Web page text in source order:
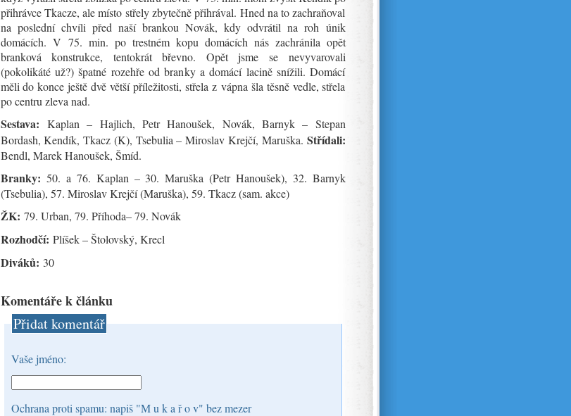
přihrávce Tkacze, ale místo střely zbytečně přihrával. Hned na to zachraňoval
na poslední chvíli před naší brankou Novák, kdy odvrátil na roh únik
domácích. V 75. min. po trestném kopu domácích nás zachránila opět
branková konstrukce, tentokrát břevno. Opět jsme se nevyvarovali
(pokolikáté už?) špatné rozehře od branky a domácí lacině snížili. Domácí
měli do konce ještě dvě větší příležitosti, střela z vápna šla těsně vedle, střela
po centru zleva nad.
Sestava: Kaplan – Hajlich, Petr Hanoušek, Novák, Barnyk – Stepan
Bordash, Kendík, Tkacz (K), Tsebulia – Miroslav Krejčí, Maruška. Střídali:
Bendl, Marek Hanoušek, Šmíd.
Branky:50. a 76. Kaplan – 30. Maruška (Petr Hanoušek), 32. Barnyk
(Tsebulia), 57. Miroslav Krejčí (Maruška), 59. Tkacz (sam. akce)
ŽK: 79. Urban, 79. Příhoda– 79. Novák
Rozhodčí: Plíšek – Štolovský, Krecl
Diváků: 30
Komentáře k článku
Přidat komentář
Vaše jméno:
Ochrana proti spamu: napiš "M u k a ř o v" bez mezer